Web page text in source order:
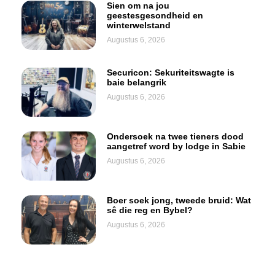
Sien om na jou
geestesgesondheid en
winterwelstand
Augustus 6, 2026
Securicon: Sekuriteitswagte is
baie belangrik
Augustus 6, 2026
Ondersoek na twee tieners dood
aangetref word by lodge in Sabie
Augustus 6, 2026
Boer soek jong, tweede bruid: Wat
sê die reg en Bybel?
Augustus 6, 2026